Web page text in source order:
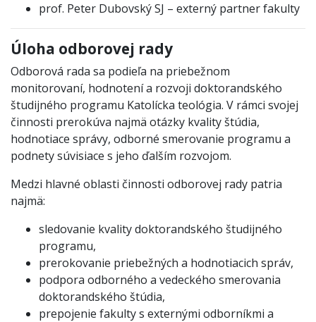
prof. Peter Dubovský SJ – externý partner fakulty
Úloha odborovej rady
Odborová rada sa podieľa na priebežnom
monitorovaní, hodnotení a rozvoji doktorandského
študijného programu Katolícka teológia. V rámci svojej
činnosti prerokúva najmä otázky kvality štúdia,
hodnotiace správy, odborné smerovanie programu a
podnety súvisiace s jeho ďalším rozvojom.
Medzi hlavné oblasti činnosti odborovej rady patria
najmä:
sledovanie kvality doktorandského študijného
programu,
prerokovanie priebežných a hodnotiacich správ,
podpora odborného a vedeckého smerovania
doktorandského štúdia,
prepojenie fakulty s externými odborníkmi a